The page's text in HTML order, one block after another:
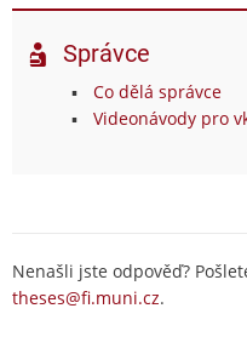
Správce
Co dělá správce
Videonávody pro
Nenašli jste odpověď?
theses@fi.muni.cz.